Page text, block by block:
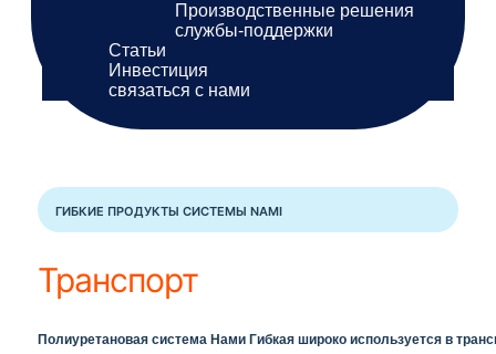
Производственные решения
службы-поддержки
Статьи
Инвестиция
связаться с нами
ГИБКИЕ ПРОДУКТЫ СИСТЕМЫ NAMI
Транспорт
Полиуретановая система Нами Гибкая широко используется в